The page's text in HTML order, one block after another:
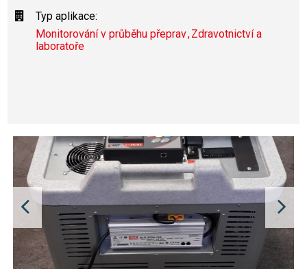
Typ aplikace:
Monitorování v průběhu přeprav Zdravotnictví a
laboratoře